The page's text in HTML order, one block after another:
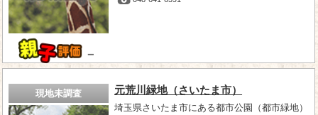
－
現地未調査 元荒川緑地（さいたま市）
埼玉県さいたま市にある都市公園（都市緑地）